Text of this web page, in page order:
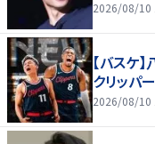
2026/08/10
【バスケ
クリッパ
2026/08/10